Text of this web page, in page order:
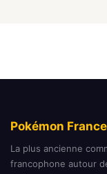
Pokémon France
La plus ancienne
francophone autour